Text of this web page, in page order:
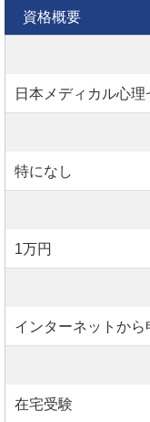
資格概要
日本メディカル心理
特になし
1万円
インターネットから
在宅受験